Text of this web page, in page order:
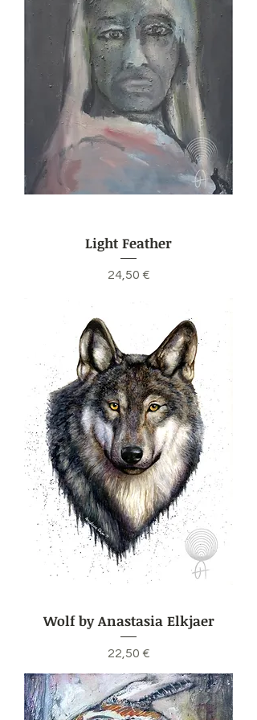
Light Feather
Preis
24,50 €
Wolf by Anastasia Elkjaer
Preis
22,50 €